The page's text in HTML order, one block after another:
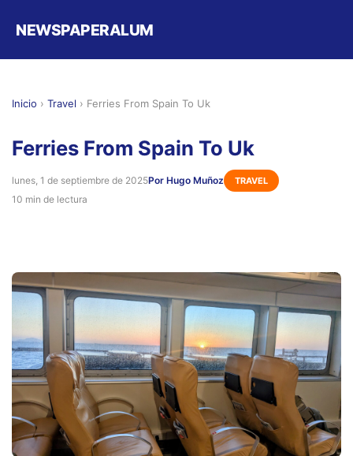
NEWSPAPERALUM
Inicio › Travel › Ferries From Spain To Uk
Ferries From Spain To Uk
lunes, 1 de septiembre de 2025Por Hugo Muñoz TRAVEL
10 min de lectura